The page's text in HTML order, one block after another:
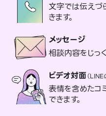
文字では伝えづ
きます。
メッセージ
相談内容をじっ
ビデオ対面（LINE
表情を含めたコ
できます。